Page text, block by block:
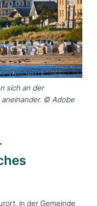
sich an der
aneinander. © Adobe
in der Gemeinde